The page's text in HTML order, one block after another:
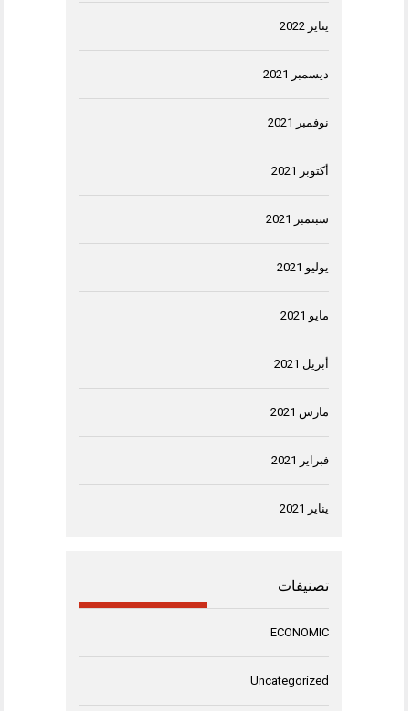
يناير 2022
ديسمبر 2021
نوفمبر 2021
أكتوبر 2021
سبتمبر 2021
يوليو 2021
مايو 2021
أبريل 2021
مارس 2021
فبراير 2021
يناير 2021
تصنيفات
ECONOMIC
Uncategorized